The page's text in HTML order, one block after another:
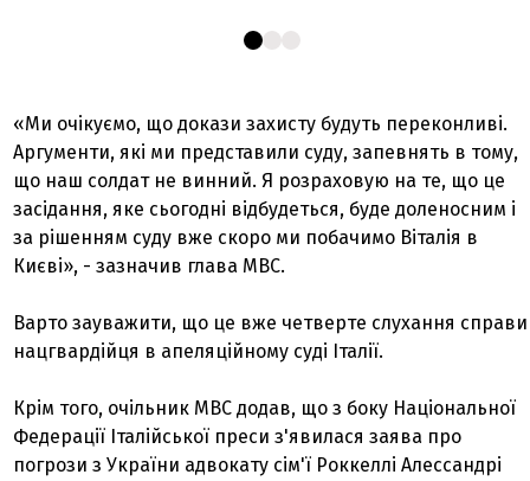
«Ми очікуємо, що докази захисту будуть переконливі.
Аргументи, які ми представили суду, запевнять в тому,
що наш солдат не винний. Я розраховую на те, що це
засідання, яке сьогодні відбудеться, буде доленосним і
за рішенням суду вже скоро ми побачимо Віталія в
Києві», - зазначив глава МВС.
Варто зауважити, що це вже четверте слухання справи
нацгвардійця в апеляційному суді Італії.
Крім того, очільник МВС додав, що з боку Національної
Федерації Італійської преси з'явилася заява про
погрози з України адвокату сім'ї Роккеллі Алессандрі